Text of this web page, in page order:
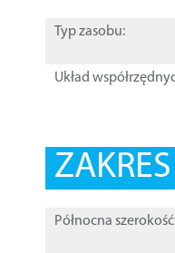
Typ zasobu:
Układ
Północna